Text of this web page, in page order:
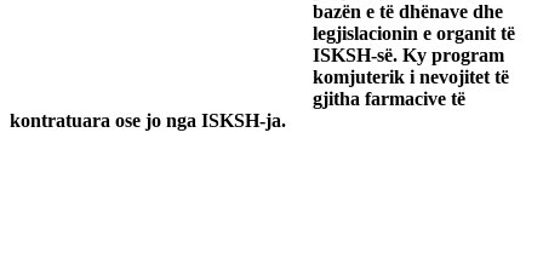
bazën e të dhënave dhe
legjislacionin e organit të
ISKSH-së. Ky program
komjuterik i nevojitet të
gjitha farmacive të
kontratuara ose jo nga ISKSH-ja.